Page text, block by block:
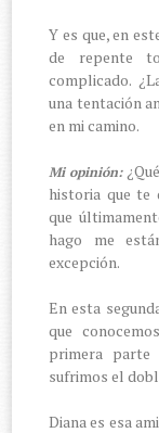
Y es que, en
de repente
complicado.
una tentación
en mi camino.
Mi opinión:
historia que te
que
hago me
excepción.
En esta
que
primera parte
sufrimos el
Diana es esa